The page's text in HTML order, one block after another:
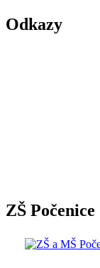
Odkazy
ZŠ Počenice